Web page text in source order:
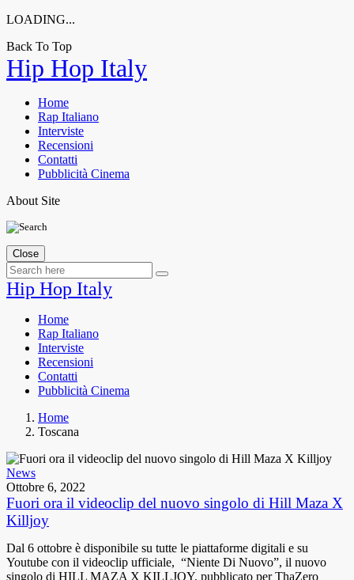
LOADING...
Back To Top
Skip
to
Hip Hop Italy
Home
Rap Italiano
Interviste
Recensioni
Contatti
Pubblicità Cinema
About Site
Close
Hip Hop Italy
Home
Rap Italiano
Interviste
Recensioni
Contatti
Pubblicità Cinema
Home
Toscana
News
Ottobre 6, 2022
Fuori ora il videoclip del nuovo singolo di Hill Maza X
Killjoy
Dal 6 ottobre è disponibile su tutte le piattaforme digitali e su
Youtube con il videoclip ufficiale, “Niente Di Nuovo”, il nuovo
singolo di HILL MAZA X KILLJOY, pubblicato per ThaZero